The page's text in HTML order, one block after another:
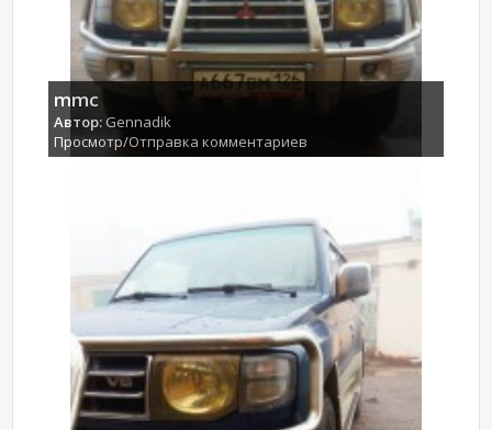
mmc
Автор:Gennadik
Просмотр/Отправка комментариев